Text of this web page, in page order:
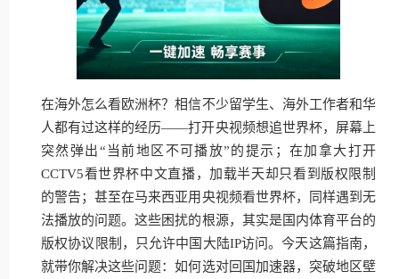
在海外怎么看欧洲杯？相信不少留学生、海外工作者和华
人都有过这样的经历——打开央视频想追世界杯，屏幕上
突然弹出“当前地区不可播放”的提示；在加拿大打开
CCTV5看世界杯中文直播，加载半天却只看到版权限制
的警告；甚至在马来西亚用央视频看世界杯，同样遇到无
法播放的问题。这些困扰的根源，其实是国内体育平台的
版权协议限制，只允许中国大陆IP访问。今天这篇指南，
就带你解决这些问题：如何选对回国加速器，突破地区壁